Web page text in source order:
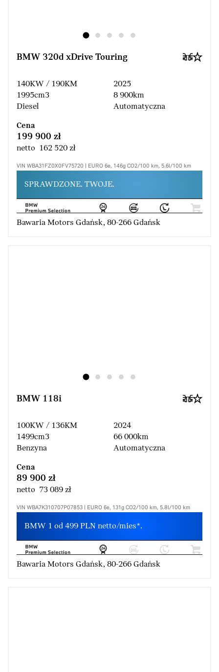
BMW 320d xDrive Touring
140KW / 190KM
1995cm3
Diesel
2025
8 900km
Automatyczna
Cena
199 900 zł
netto 162 520 zł
VIN WBA31FZ0X0FV75720 | EURO 6e, 146g CO2/100 km, 5.6l/100 km
SPRAWDZONE. TWOJE.
Bawaria Motors Gdańsk, 80-266 Gdańsk
BMW 118i
100KW / 136KM
1499cm3
Benzyna
2024
66 000km
Automatyczna
Cena
89 900 zł
netto 73 089 zł
VIN WBA7K310707P07853 | EURO 6e, 131g CO2/100 km, 5.8l/100 km
BMW 1 od 499 PLN netto/mies*.
Bawaria Motors Gdańsk, 80-266 Gdańsk